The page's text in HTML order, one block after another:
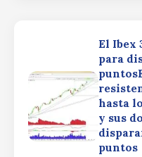
El Ibex
para
hasta
y sus
puntos